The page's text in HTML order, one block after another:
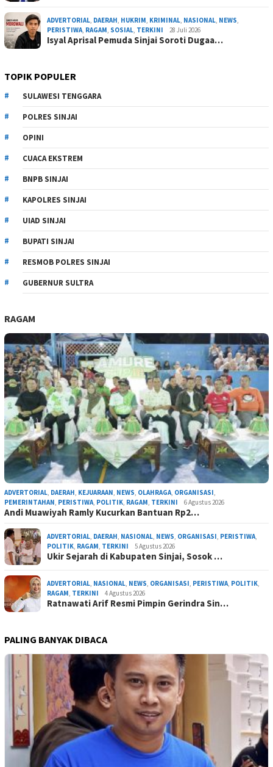
ADVERTORIAL, DAERAH, HUKRIM, KRIMINAL, NASIONAL, NEWS,
PERISTIWA, RAGAM, SOSIAL, TERKINI 28 Juli 2026
Isyal Aprisal Pemuda Sinjai Soroti Dugaa…
TOPIK POPULER
SULAWESI TENGGARA
POLRES SINJAI
OPINI
CUACA EKSTREM
BNPB SINJAI
KAPOLRES SINJAI
UIAD SINJAI
BUPATI SINJAI
RESMOB POLRES SINJAI
GUBERNUR SULTRA
RAGAM
ADVERTORIAL, DAERAH, KEJUARAAN, NEWS, OLAHRAGA, ORGANISASI,
PEMERINTAHAN, PERISTIWA, POLITIK, RAGAM, TERKINI 6 Agustus 2026
Andi Muawiyah Ramly Kucurkan Bantuan Rp2…
ADVERTORIAL, DAERAH, NASIONAL, NEWS, ORGANISASI, PERISTIWA,
POLITIK, RAGAM, TERKINI 5 Agustus 2026
Ukir Sejarah di Kabupaten Sinjai, Sosok …
ADVERTORIAL, NASIONAL, NEWS, ORGANISASI, PERISTIWA, POLITIK,
RAGAM, TERKINI 4 Agustus 2026
Ratnawati Arif Resmi Pimpin Gerindra Sin…
PALING BANYAK DIBACA